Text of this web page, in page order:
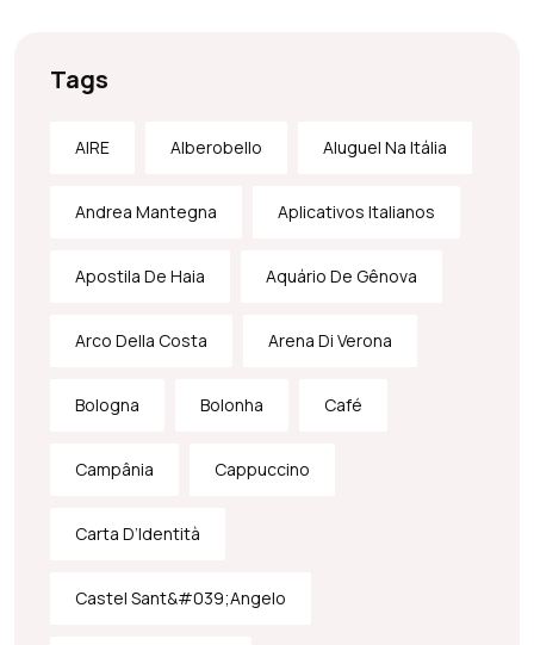
Tags
AIRE Alberobello Aluguel Na Itália
Andrea Mantegna Aplicativos Italianos
Apostila De Haia Aquário De Gênova
Arco Della Costa Arena Di Verona
Bologna Bolonha Café
Campânia Cappuccino
Carta D’Identità
Castel Sant&#039;Angelo